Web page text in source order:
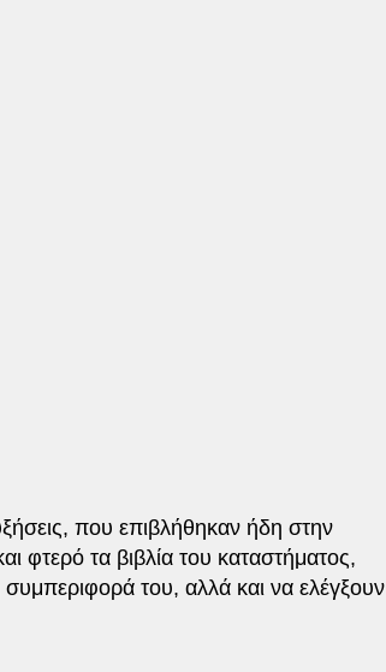
που επιβλήθηκαν ήδη στην
φτερό τα βιβλία του καταστήματος,
του, αλλά και να ελέγξουν